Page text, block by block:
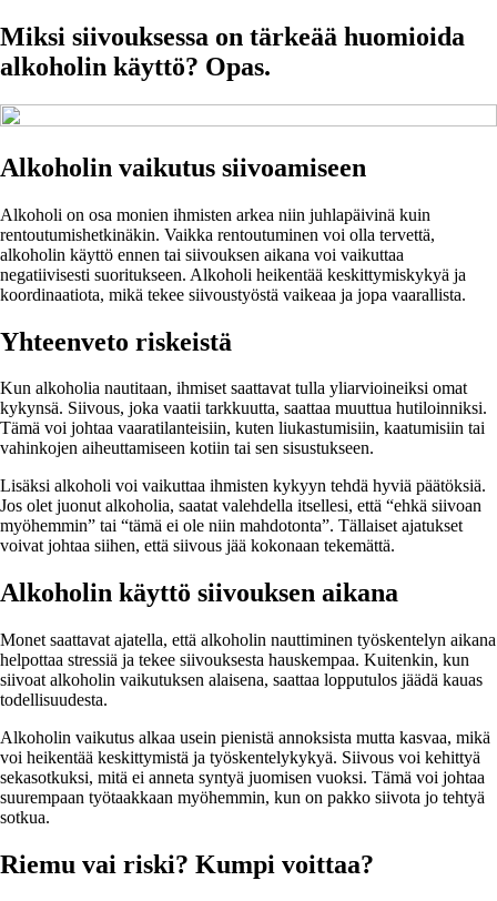
Miksi siivouksessa on tärkeää huomioida
alkoholin käyttö? Opas.
Alkoholin vaikutus siivoamiseen
Alkoholi on osa monien ihmisten arkea niin juhlapäivinä kuin
rentoutumishetkinäkin. Vaikka rentoutuminen voi olla tervettä,
alkoholin käyttö ennen tai siivouksen aikana voi vaikuttaa
negatiivisesti suoritukseen. Alkoholi heikentää keskittymiskykyä ja
koordinaatiota, mikä tekee siivoustyöstä vaikeaa ja jopa vaarallista.
Yhteenveto riskeistä
Kun alkoholia nautitaan, ihmiset saattavat tulla yliarvioineiksi omat
kykynsä. Siivous, joka vaatii tarkkuutta, saattaa muuttua hutiloinniksi.
Tämä voi johtaa vaaratilanteisiin, kuten liukastumisiin, kaatumisiin tai
vahinkojen aiheuttamiseen kotiin tai sen sisustukseen.
Lisäksi alkoholi voi vaikuttaa ihmisten kykyyn tehdä hyviä päätöksiä.
Jos olet juonut alkoholia, saatat valehdella itsellesi, että “ehkä siivoan
myöhemmin” tai “tämä ei ole niin mahdotonta”. Tällaiset ajatukset
voivat johtaa siihen, että siivous jää kokonaan tekemättä.
Alkoholin käyttö siivouksen aikana
Monet saattavat ajatella, että alkoholin nauttiminen työskentelyn aikana
helpottaa stressiä ja tekee siivouksesta hauskempaa. Kuitenkin, kun
siivoat alkoholin vaikutuksen alaisena, saattaa lopputulos jäädä kauas
todellisuudesta.
Alkoholin vaikutus alkaa usein pienistä annoksista mutta kasvaa, mikä
voi heikentää keskittymistä ja työskentelykykyä. Siivous voi kehittyä
sekasotkuksi, mitä ei anneta syntyä juomisen vuoksi. Tämä voi johtaa
suurempaan työtaakkaan myöhemmin, kun on pakko siivota jo tehtyä
sotkua.
Riemu vai riski? Kumpi voittaa?